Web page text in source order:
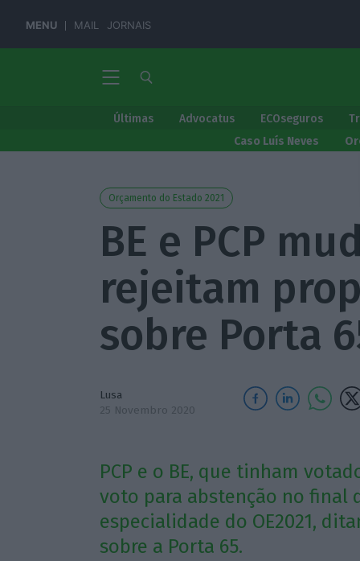
MENU MAIL JORNAIS
Últimas Advocatus ECOseguros
Caso Luís Neves
Orçamento do Estado 2021
BE e PCP
rejeitam
sobre Porta
Lusa
25 Novembro 2020
PCP e o BE, que tinham
voto para abstenção no final
especialidade do OE2021,
sobre a Porta 65.